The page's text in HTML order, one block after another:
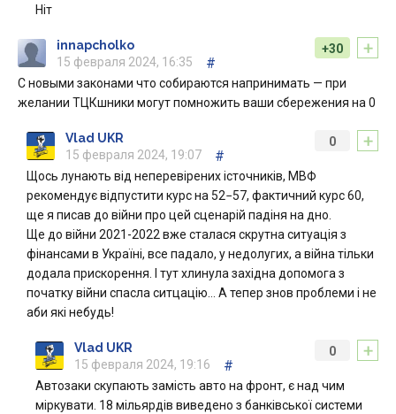
Ніт
+
+30
innapcholko
15 февраля 2024, 16:35
#
С новыми законами что собираются напринимать — при
желании ТЦКшники могут помножить ваши сбережения на 0
+
0
Vlad UKR
15 февраля 2024, 19:07
#
Щось лунають від неперевірених істочників, МВФ
рекомендує відпустити курс на 52−57, фактичний курс 60,
ще я писав до війни про цей сценарій падіня на дно.
Ще до війни 2021-2022 вже сталася скрутна ситуація з
фінансами в Україні, все падало, у недолугих, а війна тільки
додала прискорення. І тут хлинула західна допомога з
початку війни спасла ситцацію… А тепер знов проблеми і не
аби які небудь!
+
0
Vlad UKR
15 февраля 2024, 19:16
#
Автозаки скупають замість авто на фронт, є над чим
міркувати. 18 мільярдів виведено з банківської системи